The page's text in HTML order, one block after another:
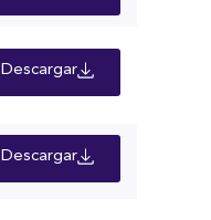
Descargar
Descargar